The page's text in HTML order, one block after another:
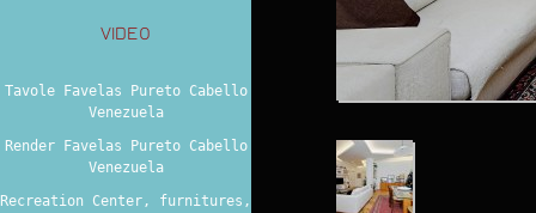
VIDEO
Tavole Favelas Pureto Cabello
Venezuela
Render Favelas Pureto Cabello
Venezuela
Recreation Center, furnitures,